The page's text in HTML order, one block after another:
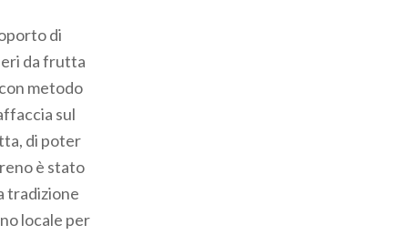
di
da frutta
metodo
sul
di poter
è stato
tradizione
locale per